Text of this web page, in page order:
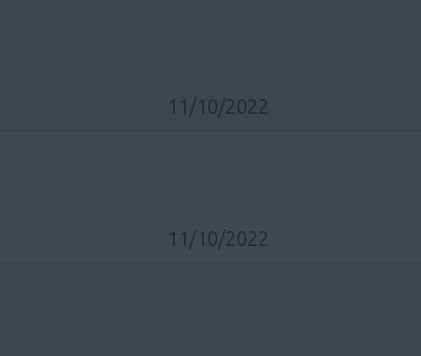
11/10/2022
11/10/2022